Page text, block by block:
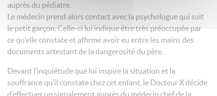
auprès du pédiatre.
Le médecin prend alors contact avec la psychologue qui suit
le petit garçon. Celle-ci lui indique être très préoccupée par
ce qu’elle constate et affirme avoir eu entre les mains des
documents attestant de la dangerosité du père.
Devant l’inquiétude que lui inspire la situation et la
souffrance qu’il constate chez cet enfant, le Docteur X décide
d’effectuer un signalement auprès du médecin chef de la